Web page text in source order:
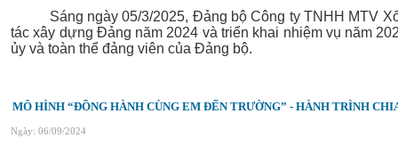
Sáng ngày 05/3/2025, Đảng bộ Công ty TNHH MTV Xổ
tác xây dựng Đảng năm 2024 và triển khai nhiệm vụ năm
ủy và toàn thể đảng viên của Đảng bộ.
MÔ HÌNH “ĐỒNG HÀNH CÙNG EM ĐẾN TRƯỜNG” - HÀNH TRÌNH
Ngày: 06/09/2024